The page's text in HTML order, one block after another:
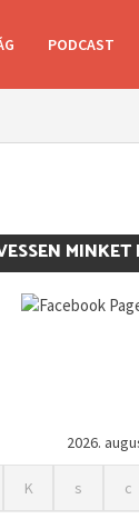
PODCAST
2026.
K s c